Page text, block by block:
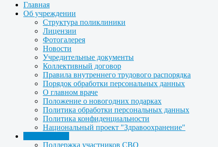
Главная
Об учреждении
Структура поликлиники
Лицензии
Фотогалерея
Новости
Учредительные документы
Коллективный договор
Правила внутреннего трудового распорядка
Порядок обработки персональных данных
О главном враче
Положение о новогодних подарках
Политика обработки персональных данных
Политика конфиденциальности
Национальный проект "Здравоохранение"
Поддержка участников СВО